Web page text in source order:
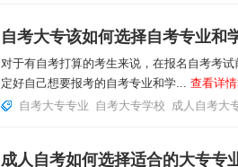
自考大专该如何选择自考专业和
对于有自考打算的考生来说，在报名自考考
定好自己想要报考的自考专业和学... 查看详
自考大专专业
自考大专学校 成人自考大
成人自考如何选择适合的大专专